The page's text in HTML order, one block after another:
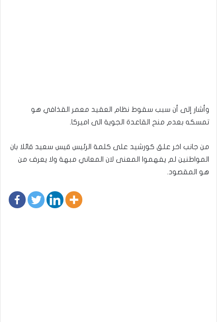
وأشار إلى أن سبب سقوط نظام العقيد معمر القذافي هو
تمسكه بعدم منح القاعدة الجوية الى اميركا.
من جانب اخر علق كورشيد على كلمة الرئيس قيس سعيد قائلا بان
المواطنين لم يفهموا المعنى لان المعاني مبهة ولا يعرف من
هو المقصود.